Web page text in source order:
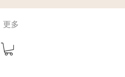
更多